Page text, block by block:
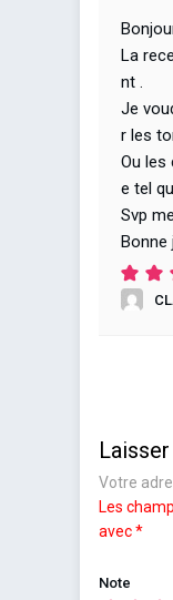
La
nt .
Je
r les
Ou les
e tel
Svp
Bonne
Votre
Les
avec*
Note